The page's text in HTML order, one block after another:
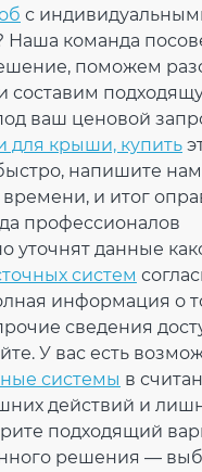
ПОКУПКИ
желоба
90)
Кол-во
-15% Скидка
87.67 грн
КУПИТЬ
с
Наша команда
поможем
составим
ваш ценовой
для крыши, купить
напишите
и итог
профессионалов
уточнят данные
систем
информация о
сведения
У вас есть
системы в
действий и
подходящий
решения —